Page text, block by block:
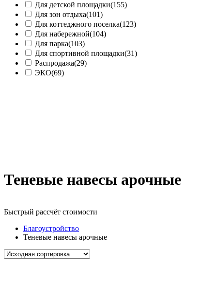
Для детской площадки(155)
Для зон отдыха(101)
Для коттеджного поселка(123)
Для набережной(104)
Для парка(103)
Для спортивной площадки(31)
Распродажа(29)
ЭКО(69)
Теневые навесы арочные
Быстрый рассчёт стоимости
Благоустройство
Теневые навесы арочные